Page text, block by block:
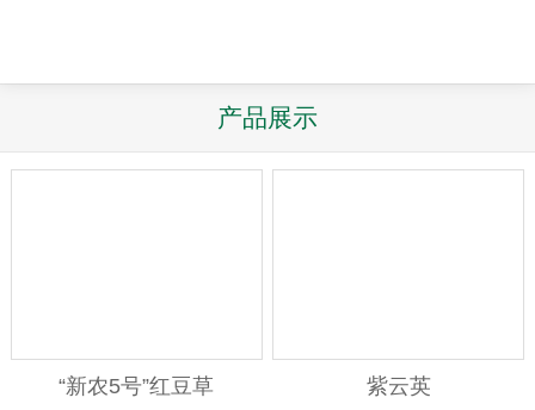
产品展示
“新农5号”红豆草 紫云英